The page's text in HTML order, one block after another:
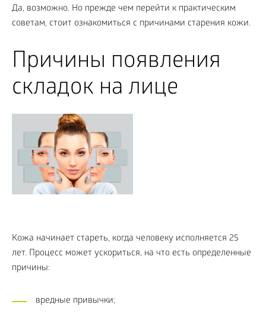
Да, возможно. Но прежде чем перейти к практическим
советам, стоит ознакомиться с причинами старения кожи.
Причины появления
складок на лице
Кожа начинает стареть, когда человеку исполняется 25
лет. Процесс может ускориться, на что есть определенные
причины:
вредные привычки;